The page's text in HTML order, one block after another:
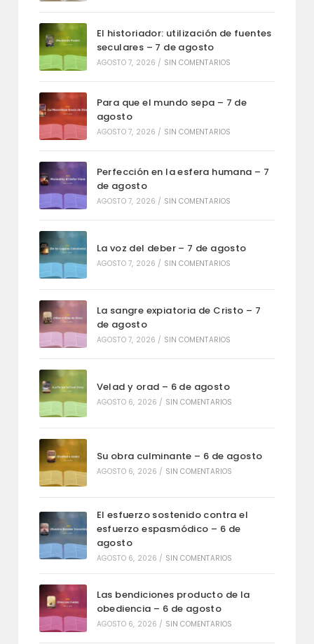
El historiador: utilización de fuentes
seculares – 7 de agosto
AGOSTO 7, 2026 / SIN COMENTARIOS
Para que el mundo sepa – 7 de
agosto
AGOSTO 7, 2026 / SIN COMENTARIOS
Perfección en la esfera humana – 7
de agosto
AGOSTO 7, 2026 / SIN COMENTARIOS
La voz del deber – 7 de agosto
AGOSTO 7, 2026 / SIN COMENTARIOS
La sangre expiatoria de Cristo – 7
de agosto
AGOSTO 7, 2026 / SIN COMENTARIOS
Velad y orad – 6 de agosto
AGOSTO 6, 2026 / SIN COMENTARIOS
Su obra culminante – 6 de agosto
AGOSTO 6, 2026 / SIN COMENTARIOS
El esfuerzo sostenido contra el
esfuerzo espasmódico – 6 de
agosto
AGOSTO 6, 2026 / SIN COMENTARIOS
Las bendiciones producto de la
obediencia – 6 de agosto
AGOSTO 6, 2026 / SIN COMENTARIOS